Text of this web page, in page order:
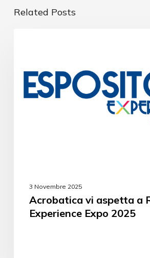
Related Posts
3 Novembre 2025
Acrobatica vi aspetta a
Experience Expo 2025